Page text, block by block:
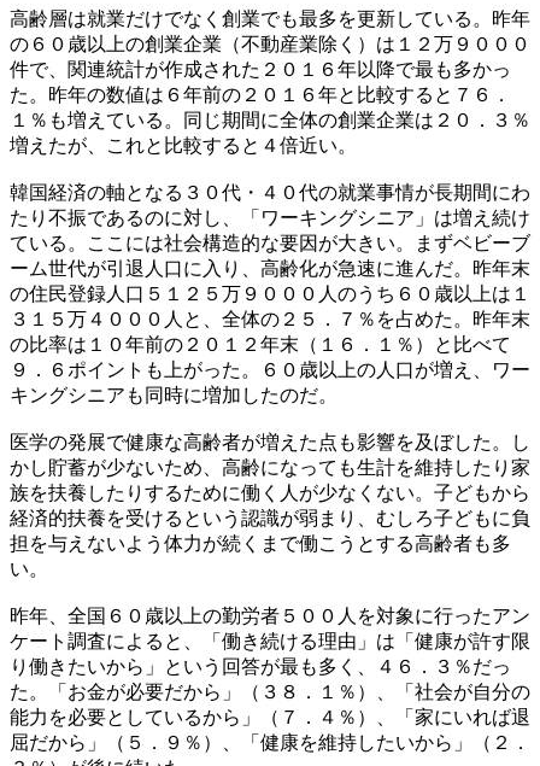
高齢層は就業だけでなく創業でも最多を更新している。昨年
の６０歳以上の創業企業（不動産業除く）は１２万９０００
件で、関連統計が作成された２０１６年以降で最も多かっ
た。昨年の数値は６年前の２０１６年と比較すると７６．
１％も増えている。同じ期間に全体の創業企業は２０．３％
増えたが、これと比較すると４倍近い。
韓国経済の軸となる３０代・４０代の就業事情が長期間にわ
たり不振であるのに対し、「ワーキングシニア」は増え続け
ている。ここには社会構造的な要因が大きい。まずベビーブ
ーム世代が引退人口に入り、高齢化が急速に進んだ。昨年末
の住民登録人口５１２５万９０００人のうち６０歳以上は１
３１５万４０００人と、全体の２５．７％を占めた。昨年末
の比率は１０年前の２０１２年末（１６．１％）と比べて
９．６ポイントも上がった。６０歳以上の人口が増え、ワー
キングシニアも同時に増加したのだ。
医学の発展で健康な高齢者が増えた点も影響を及ぼした。し
かし貯蓄が少ないため、高齢になっても生計を維持したり家
族を扶養したりするために働く人が少なくない。子どもから
経済的扶養を受けるという認識が弱まり、むしろ子どもに負
担を与えないよう体力が続くまで働こうとする高齢者も多
い。
昨年、全国６０歳以上の勤労者５００人を対象に行ったアン
ケート調査によると、「働き続ける理由」は「健康が許す限
り働きたいから」という回答が最も多く、４６．３％だっ
た。「お金が必要だから」（３８．１％）、「社会が自分の
能力を必要としているから」（７．４％）、「家にいれば退
屈だから」（５．９％）、「健康を維持したいから」（２．